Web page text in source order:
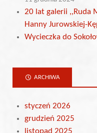
20 lat galerii ,,Ruda
Hanny Jurowskiej-
Wycieczka do
ARCHIWA
styczeń 2026
grudzień 2025
listopad 2025